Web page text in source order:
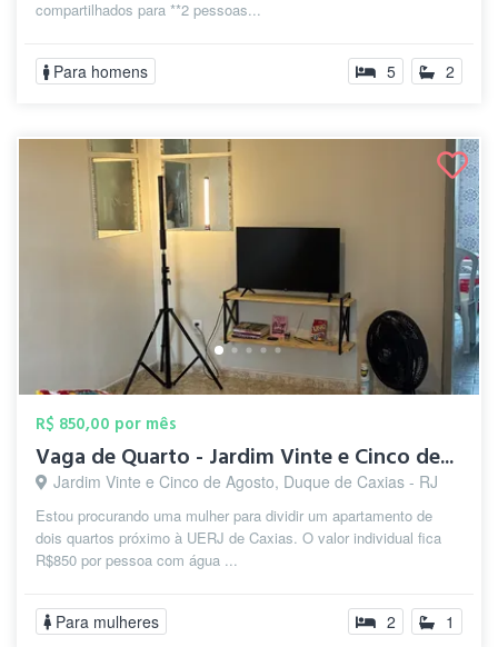
compartilhados para **2 pessoas...
Para homens 5 2
R$ 850,00 por mês
Vaga de Quarto - Jardim Vinte e Cinco de...
Jardim Vinte e Cinco de Agosto, Duque de Caxias - RJ
Estou procurando uma mulher para dividir um apartamento de
dois quartos próximo à UERJ de Caxias. O valor individual fica
R$850 por pessoa com água ...
Para mulheres 2 1